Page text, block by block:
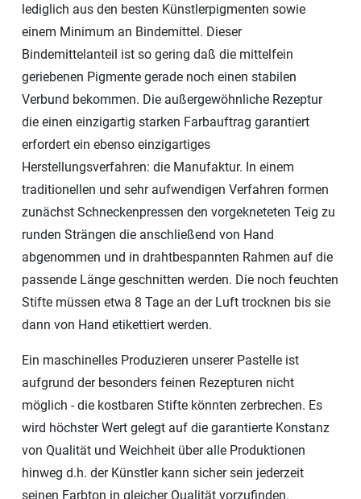
lediglich aus den besten Künstlerpigmenten sowie
einem Minimum an Bindemittel. Dieser
Bindemittelanteil ist so gering daß die mittelfein
geriebenen Pigmente gerade noch einen stabilen
Verbund bekommen. Die außergewöhnliche Rezeptur
die einen einzigartig starken Farbauftrag garantiert
erfordert ein ebenso einzigartiges
Herstellungsverfahren: die Manufaktur. In einem
traditionellen und sehr aufwendigen Verfahren formen
zunächst Schneckenpressen den vorgekneteten Teig zu
runden Strängen die anschließend von Hand
abgenommen und in drahtbespannten Rahmen auf die
passende Länge geschnitten werden. Die noch feuchten
Stifte müssen etwa 8 Tage an der Luft trocknen bis sie
dann von Hand etikettiert werden.
Ein maschinelles Produzieren unserer Pastelle ist
aufgrund der besonders feinen Rezepturen nicht
möglich - die kostbaren Stifte könnten zerbrechen. Es
wird höchster Wert gelegt auf die garantierte Konstanz
von Qualität und Weichheit über alle Produktionen
hinweg d.h. der Künstler kann sicher sein jederzeit
seinen Farbton in gleicher Qualität vorzufinden.